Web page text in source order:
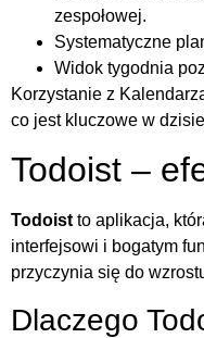
zespołowej.
Systematyczne
Widok tygodnia
Korzystanie z
co jest kluczowe w
Todoist –
Todoist to aplikacja,
interfejsowi i bogatym
przyczynia się do
Dlaczego